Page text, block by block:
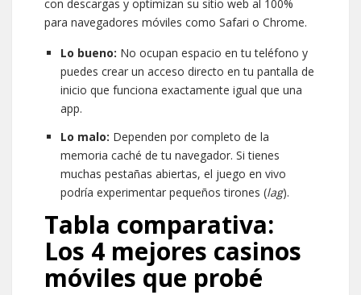
con descargas y optimizan su sitio web al 100%
para navegadores móviles como Safari o Chrome.
Lo bueno: No ocupan espacio en tu teléfono y
puedes crear un acceso directo en tu pantalla de
inicio que funciona exactamente igual que una
app.
Lo malo: Dependen por completo de la
memoria caché de tu navegador. Si tienes
muchas pestañas abiertas, el juego en vivo
podría experimentar pequeños tirones (lag).
Tabla comparativa:
Los 4 mejores casinos
móviles que probé